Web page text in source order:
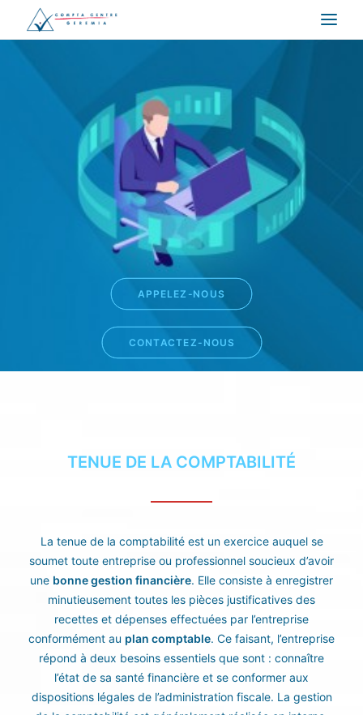
ACCUEIL
COMPTABILITÉ
FISCALITÉ
MANAGEMENT
JURIDIQUE
SE LANCER
CONTACT
APPELEZ-NOUS
CONTACTEZ-NOUS
TENUE DE LA COMPTABILITÉ
La tenue de la comptabilité est un exercice auquel se
soumet toute entreprise ou professionnel soucieux d’avoir
une bonne gestion financière. Elle consiste à enregistrer
minutieusement toutes les pièces justificatives des
recettes et dépenses effectuées par l’entreprise
conformément au plan comptable. Ce faisant, l’entreprise
répond à deux besoins essentiels que sont : connaître
l’état de sa santé financière et se conformer aux
dispositions légales de l’administration fiscale. La gestion